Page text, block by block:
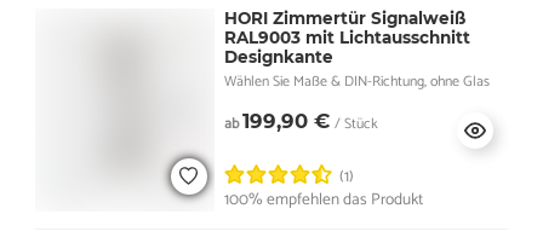
HORI Zimmertür Signalweiß
RAL9003 mit Lichtausschnitt
Designkante
Wählen Sie Maße & DIN-Richtung, ohne Glas
ab199,90 € / Stück
(1)
100% empfehlen das Produkt